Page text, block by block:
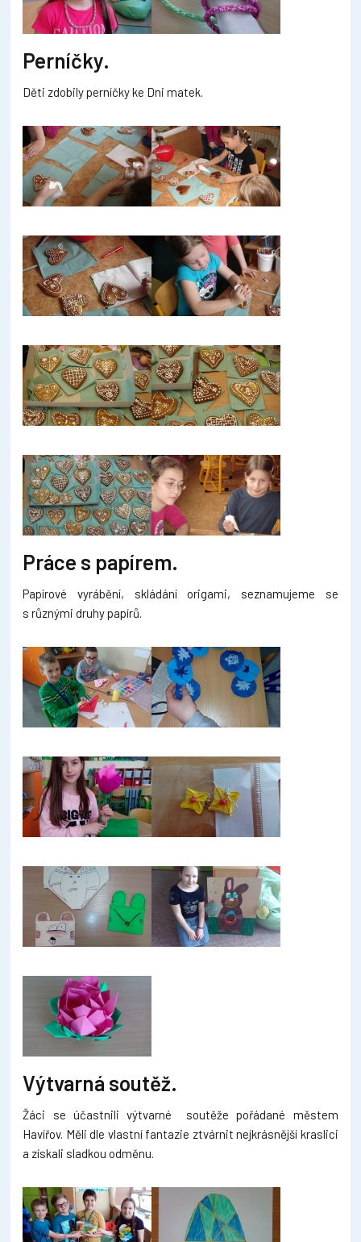
Perníčky.
Děti zdobily perníčky ke Dni matek.
Práce s papírem.
Papírové vyrábění, skládání origami, seznamujeme se
s různými druhy papírů.
Výtvarná soutěž.
Žáci se účastnili výtvarné soutěže pořádané městem
Havířov. Měli dle vlastní fantazie ztvárnit nejkrásnější kraslici
a získali sladkou odměnu.